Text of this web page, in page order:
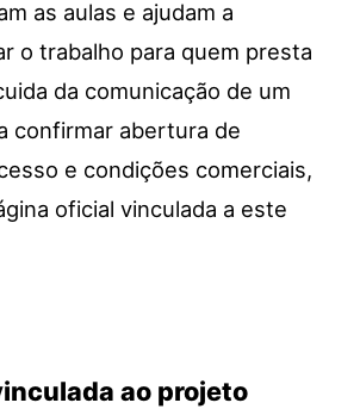
as aulas e ajudam a
o trabalho para quem presta
da comunicação de um
confirmar abertura de
e condições comerciais,
oficial vinculada a este
ao projeto